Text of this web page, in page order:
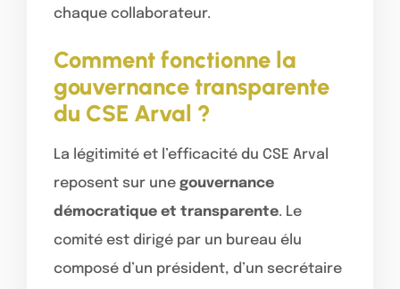
chaque collaborateur.
Comment fonctionne la
gouvernance transparente
du CSE Arval ?
La légitimité et l’efficacité du CSE Arval
reposent sur une gouvernance
démocratique et transparente. Le
comité est dirigé par un bureau élu
composé d’un président, d’un secrétaire